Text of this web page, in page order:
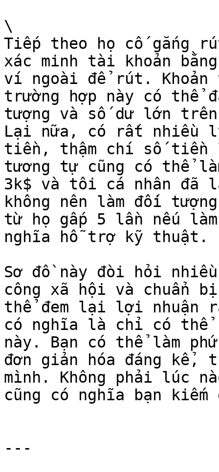
\
Tiếp theo họ cố gắng
xác minh tài khoản
ví ngoài để rút.
trường hợp này có thể
tượng và số dư lớn
Lại nữa, có rất nhiều
tiền, thậm chí số tiền
tương tự cũng có thể
3k$ và tôi cá nhân đã
không nên làm đối
từ họ gấp 5 lần nếu
nghĩa hỗ trợ kỹ thuật.
Sơ đồ này đòi hỏi
công xã hội và chuẩn
thể đem lại lợi nhuận
có nghĩa là chỉ có thể
này. Bạn có thể làm
đơn giản hóa đáng kể,
mình. Không phải lúc
cũng có nghĩa bạn kiếm
---